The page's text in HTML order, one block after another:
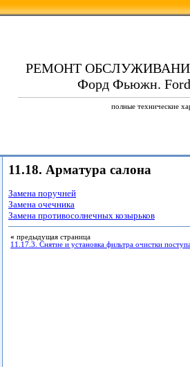
РЕМОНТ
Форд Фьюжн. Ford
полные технические
11.18. Арматура салона
Замена поручней
Замена очечника
Замена противосолнечных козырьков
« предыдущая страница
11.17.3. Снятие и установка фильтра очистки